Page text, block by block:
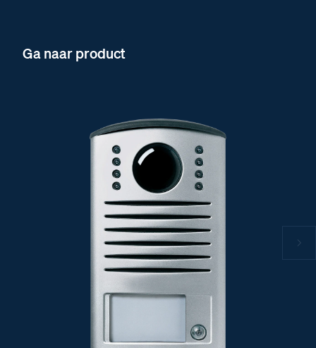
Ga naar product